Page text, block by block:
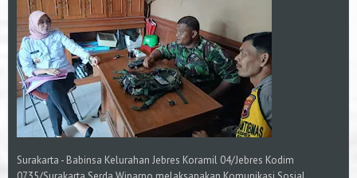
Surakarta - Babinsa Kelurahan Jebres Koramil 04/Jebres Kodim